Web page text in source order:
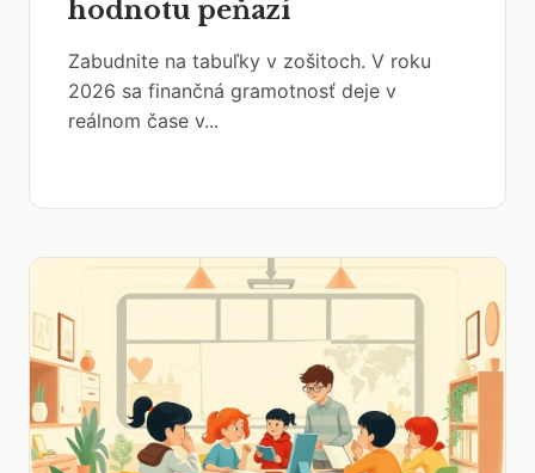
hodnotu peňazí
Zabudnite na tabuľky v zošitoch. V roku
2026 sa finančná gramotnosť deje v
reálnom čase v...